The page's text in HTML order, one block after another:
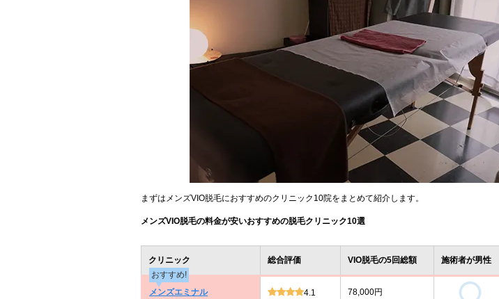
まずはメンズVIO脱毛におすすめのクリニック10院をまとめて紹介します。
メンズVIO脱毛の料金が安いおすすめの脱毛クリニック10選
クリニック 総合評価 VIO脱毛の5回総額 施術者が男性
おすすめ!
メンズエミナル
4.1 78,000円